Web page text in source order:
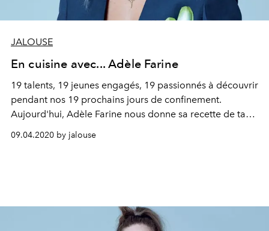
JALOUSE
En cuisine avec... Adèle Farine
19 talents, 19 jeunes engagés, 19 passionnés à découvrir
pendant nos 19 prochains jours de confinement.
Aujourd'hui, Adèle Farine nous donne sa recette de tarte
tatin d'endives au chèvre.
09.04.2020 by jalouse